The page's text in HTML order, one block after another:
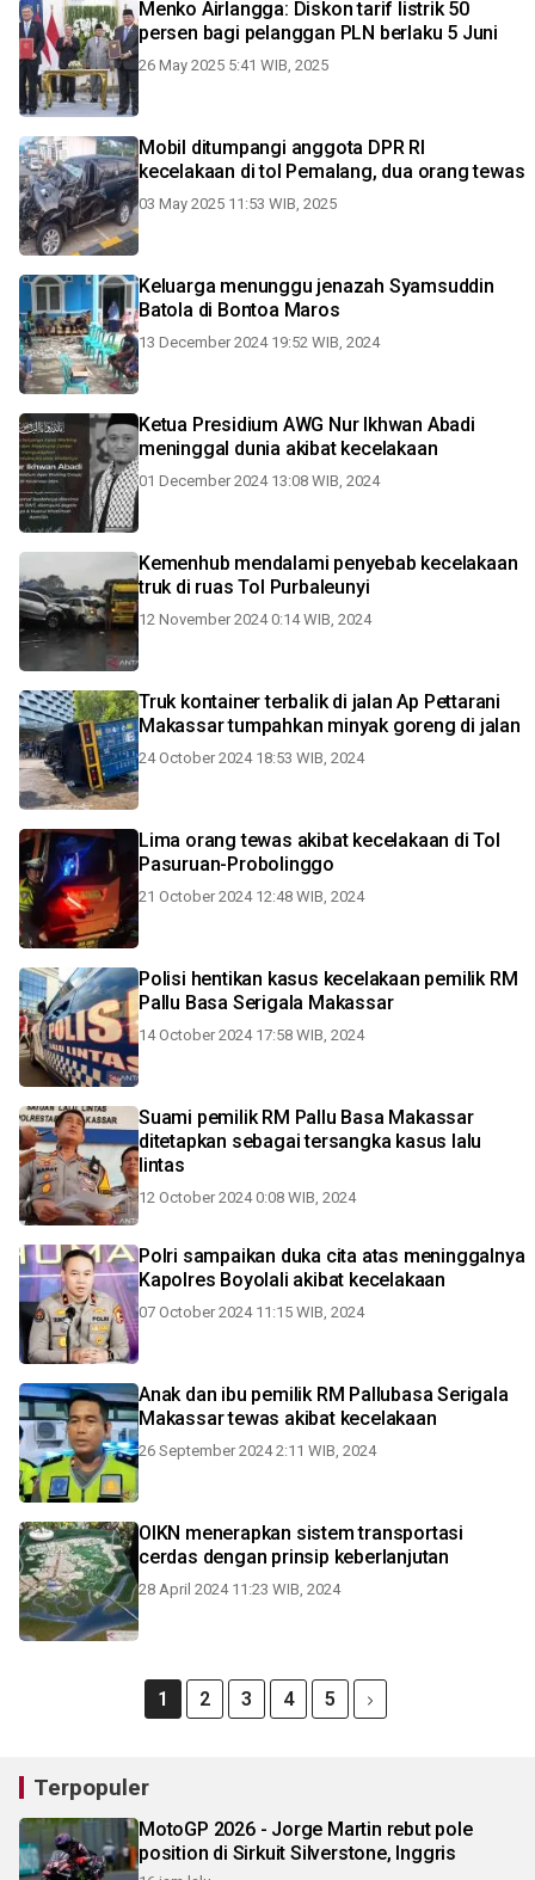
Menko Airlangga: Diskon tarif listrik 50
persen bagi pelanggan PLN berlaku 5 Juni
26 May 2025 5:41 WIB, 2025
Mobil ditumpangi anggota DPR RI
kecelakaan di tol Pemalang, dua orang tewas
03 May 2025 11:53 WIB, 2025
Keluarga menunggu jenazah Syamsuddin
Batola di Bontoa Maros
13 December 2024 19:52 WIB, 2024
Ketua Presidium AWG Nur Ikhwan Abadi
meninggal dunia akibat kecelakaan
01 December 2024 13:08 WIB, 2024
Kemenhub mendalami penyebab kecelakaan
truk di ruas Tol Purbaleunyi
12 November 2024 0:14 WIB, 2024
Truk kontainer terbalik di jalan Ap Pettarani
Makassar tumpahkan minyak goreng di jalan
24 October 2024 18:53 WIB, 2024
Lima orang tewas akibat kecelakaan di Tol
Pasuruan-Probolinggo
21 October 2024 12:48 WIB, 2024
Polisi hentikan kasus kecelakaan pemilik RM
Pallu Basa Serigala Makassar
14 October 2024 17:58 WIB, 2024
Suami pemilik RM Pallu Basa Makassar
ditetapkan sebagai tersangka kasus lalu
lintas
12 October 2024 0:08 WIB, 2024
Polri sampaikan duka cita atas meninggalnya
Kapolres Boyolali akibat kecelakaan
07 October 2024 11:15 WIB, 2024
Anak dan ibu pemilik RM Pallubasa Serigala
Makassar tewas akibat kecelakaan
26 September 2024 2:11 WIB, 2024
OIKN menerapkan sistem transportasi
cerdas dengan prinsip keberlanjutan
28 April 2024 11:23 WIB, 2024
1 2 3 4 5
Terpopuler
MotoGP 2026 - Jorge Martin rebut pole
position di Sirkuit Silverstone, Inggris